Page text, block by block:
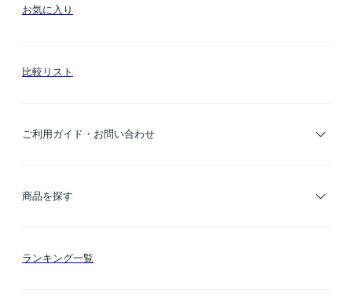
お気に入り
比較リスト
ご利用ガイド・お問い合わせ
ご利用ガイド
商品を探す
カテゴリー検索
ランキング一覧